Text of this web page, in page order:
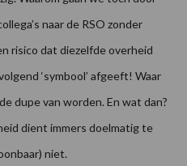
naar de RSO zonder
risico dat diezelfde overheid
‘symbool’ afgeeft! Waar
dupe van worden. En wat dan?
dient immers doelmatig te
niet.